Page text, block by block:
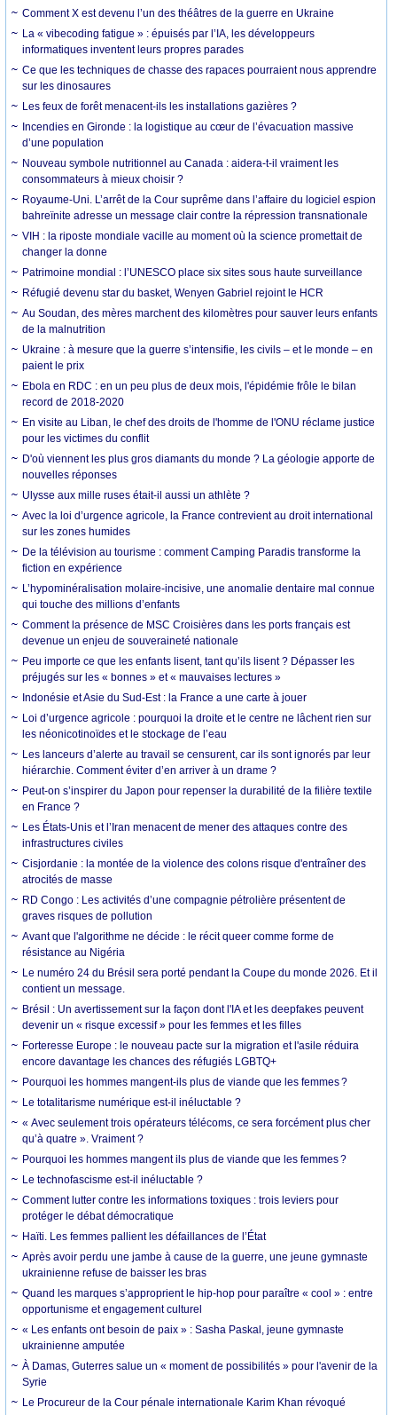
Comment X est devenu l’un des théâtres de la guerre en Ukraine
La « vibecoding fatigue » : épuisés par l’IA, les développeurs
informatiques inventent leurs propres parades
Ce que les techniques de chasse des rapaces pourraient nous apprendre
sur les dinosaures
Les feux de forêt menacent-ils les installations gazières ?
Incendies en Gironde : la logistique au cœur de l’évacuation massive
d’une population
Nouveau symbole nutritionnel au Canada : aidera-t-il vraiment les
consommateurs à mieux choisir ?
Royaume-Uni. L’arrêt de la Cour suprême dans l’affaire du logiciel espion
bahreïnite adresse un message clair contre la répression transnationale
VIH : la riposte mondiale vacille au moment où la science promettait de
changer la donne
Patrimoine mondial : l’UNESCO place six sites sous haute surveillance
Réfugié devenu star du basket, Wenyen Gabriel rejoint le HCR
Au Soudan, des mères marchent des kilomètres pour sauver leurs enfants
de la malnutrition
Ukraine : à mesure que la guerre s’intensifie, les civils – et le monde – en
paient le prix
Ebola en RDC : en un peu plus de deux mois, l'épidémie frôle le bilan
record de 2018-2020
En visite au Liban, le chef des droits de l'homme de l'ONU réclame justice
pour les victimes du conflit
D'où viennent les plus gros diamants du monde ? La géologie apporte de
nouvelles réponses
Ulysse aux mille ruses était-il aussi un athlète ?
Avec la loi d’urgence agricole, la France contrevient au droit international
sur les zones humides
De la télévision au tourisme : comment Camping Paradis transforme la
fiction en expérience
L’hypominéralisation molaire-incisive, une anomalie dentaire mal connue
qui touche des millions d’enfants
Comment la présence de MSC Croisières dans les ports français est
devenue un enjeu de souveraineté nationale
Peu importe ce que les enfants lisent, tant qu’ils lisent ? Dépasser les
préjugés sur les « bonnes » et « mauvaises lectures »
Indonésie et Asie du Sud-Est : la France a une carte à jouer
Loi d’urgence agricole : pourquoi la droite et le centre ne lâchent rien sur
les néonicotinoïdes et le stockage de l’eau
Les lanceurs d’alerte au travail se censurent, car ils sont ignorés par leur
hiérarchie. Comment éviter d’en arriver à un drame ?
Peut-on s’inspirer du Japon pour repenser la durabilité de la filière textile
en France ?
Les États-Unis et l’Iran menacent de mener des attaques contre des
infrastructures civiles
Cisjordanie : la montée de la violence des colons risque d'entraîner des
atrocités de masse
RD Congo : Les activités d’une compagnie pétrolière présentent de
graves risques de pollution
Avant que l'algorithme ne décide : le récit queer comme forme de
résistance au Nigéria
Le numéro 24 du Brésil sera porté pendant la Coupe du monde 2026. Et il
contient un message.
Brésil : Un avertissement sur la façon dont l'IA et les deepfakes peuvent
devenir un « risque excessif » pour les femmes et les filles
Forteresse Europe : le nouveau pacte sur la migration et l'asile réduira
encore davantage les chances des réfugiés LGBTQ+
Pourquoi les hommes mangent-ils plus de viande que les femmes ?
Le totalitarisme numérique est-il inéluctable ?
« Avec seulement trois opérateurs télécoms, ce sera forcément plus cher
qu’à quatre ». Vraiment ?
Pourquoi les hommes mangent ils plus de viande que les femmes ?
Le technofascisme est-il inéluctable ?
Comment lutter contre les informations toxiques : trois leviers pour
protéger le débat démocratique
Haïti. Les femmes pallient les défaillances de l’État
Après avoir perdu une jambe à cause de la guerre, une jeune gymnaste
ukrainienne refuse de baisser les bras
Quand les marques s’approprient le hip-hop pour paraître « cool » : entre
opportunisme et engagement culturel
« Les enfants ont besoin de paix » : Sasha Paskal, jeune gymnaste
ukrainienne amputée
À Damas, Guterres salue un « moment de possibilités » pour l'avenir de la
Syrie
Le Procureur de la Cour pénale internationale Karim Khan révoqué